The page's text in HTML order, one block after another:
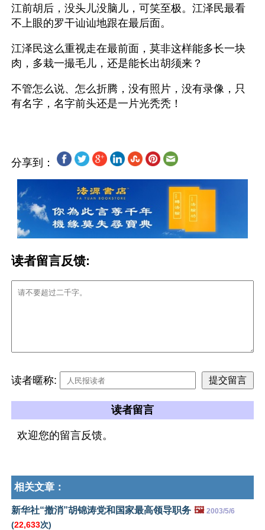
江前胡后，没头儿没脑儿，可笑至极。江泽民最看
不上眼的罗干讪讪地跟在最后面。
江泽民这么重视走在最前面，莫非这样能多长一块
肉，多栽一撮毛儿，还是能长出胡须来？
不管怎么说、怎么折腾，没有照片，没有录像，只
分享到：
读者留言反馈:
读者暱称:
读者留言
欢迎您的留言反馈。
相关文章：
新华社“撤消”胡锦涛党和国家最高领导职务 🖼️ 2003/5/6
(22,633次)